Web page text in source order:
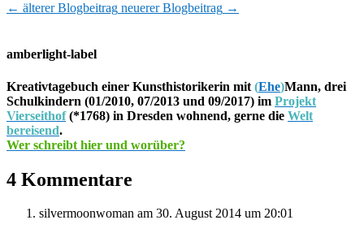
← älterer Blogbeitrag neuerer Blogbeitrag →
amberlight-label
Kreativtagebuch einer Kunsthistorikerin mit (Ehe)Mann, drei
Schulkindern (01/2010, 07/2013 und 09/2017) im Projekt
Vierseithof(*1768) in Dresden wohnend, gerne die Welt
bereisend.
Wer schreibt hier und worüber?
4 Kommentare
silvermoonwoman am 30. August 2014 um 20:01